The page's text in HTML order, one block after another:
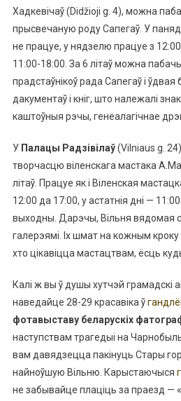
Хадкевічаў (Didžioji g. 4), можна
прысвечаную роду Сапегаў. У
не працуе, у нядзелю працуе з 12:00
11:00-18:00. За 6 літаў можна
прадстаўнікоў рада Сапегаў і
дакументаў і кніг, што належалі
каштоўныя рэчы, генеалагічнае
У Палацы Радзівілаў(Vilniaus g.
творчасцю віленскага мастака
літаў. Працуе як і Віленская
12:00 да 17:00, у астатнія дні —
выходны. Дарэчы, Вільня вядомая
галерэямі. Іх шмат на кожным
хто цікавіцца мастацтвам, ёсць
Калі ж вы ў душы хутчэй грамадскі
наведайце 28-29 красавіка ў
фотавыставу беларускіх
наступствам трагедыі на
вам давядзецца пакінуць Стары
найноўшую Вільню. Карыстаючыся
не забывайце плаціць за праезд —